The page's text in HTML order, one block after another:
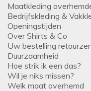
Maatkleding
Bedrijfskleding &
Openingstijden
Over Shirts & Co
Uw bestelling
Duurzaamheid
Hoe strik ik een das?
Wil je niks missen?
Welk maat overhemd